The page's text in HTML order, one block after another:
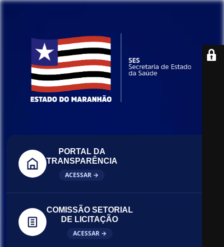
PORTAL DA
TRANSPARÊNCIA
ACESSAR →
COMISSÃO SETORIAL
DE LICITAÇÃO
ACESSAR →